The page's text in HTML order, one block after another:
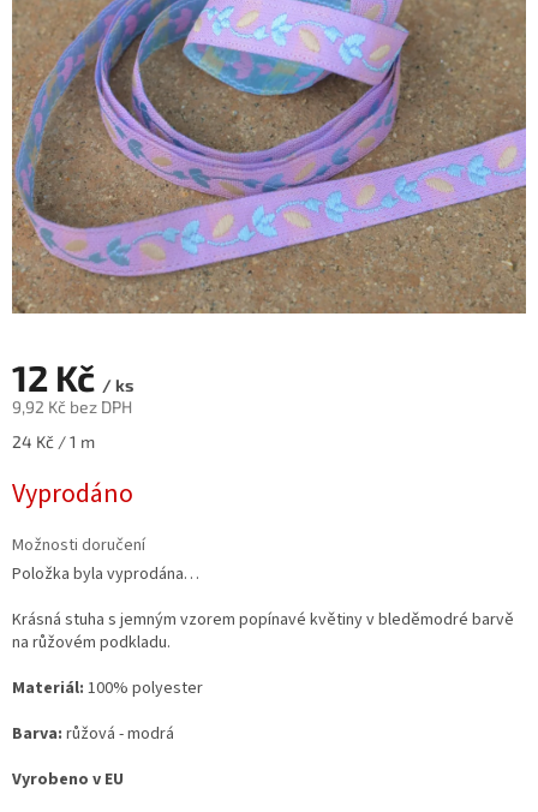
12 Kč / ks
9,92 Kč bez DPH
Měrná
24 Kč / 1 m
Vyprodáno
Možnosti doručení
Položka byla vyprodána…
Krásná stuha s jemným vzorem popínavé květiny v bleděmodré barvě
na růžovém podkladu.
Materiál: 100% polyester
Barva: růžová - modrá
Vyrobeno v EU